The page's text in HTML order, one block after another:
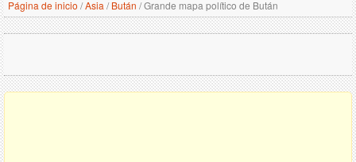
Página de inicio /Asia / Bután /Grande mapa político de Bután